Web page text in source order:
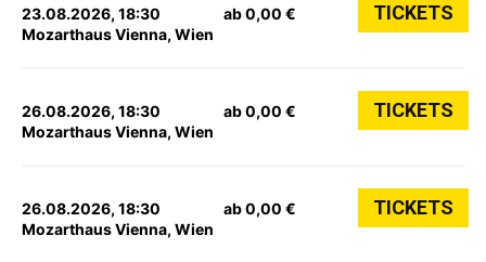
23.08.2026, 18:30
Mozarthaus Vienna, Wien
ab 0,00 € TICKETS
26.08.2026, 18:30
Mozarthaus Vienna, Wien
ab 0,00 € TICKETS
26.08.2026, 18:30
Mozarthaus Vienna, Wien
ab 0,00 € TICKETS